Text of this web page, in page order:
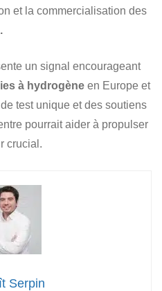
et la commercialisation des
un signal encourageant
à hydrogène en Europe et
test unique et des soutiens
pourrait aider à propulser
crucial.
Serpin